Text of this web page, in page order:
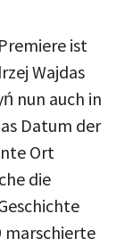
ist
Wajdas
nun auch in
Datum der
Ort
die
marschierte